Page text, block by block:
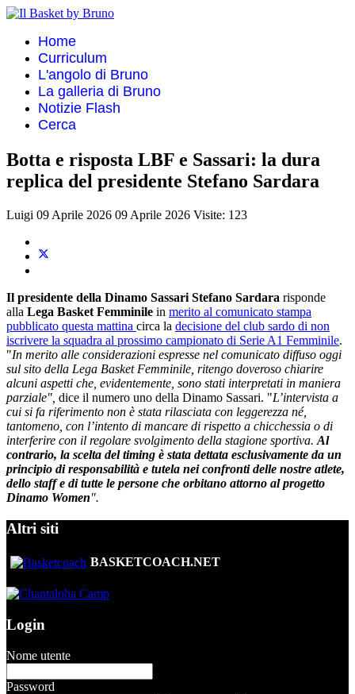
Home
Curriculum
L'angolo di Bruno
La galleria di Bruno
Notizie Flash
Cerca
Botta e risposta LBF e Sassari: la dura
replica del presidente Stefano Sardara
Luigi 09 Aprile 2026 09 Aprile 2026 Visite: 123
Il presidente della Dinamo Sassari Stefano Sardara risponde
alla Lega Basket Femminile in merito al comunicato stampa
pubblicato questa mattina circa la decisione del club sardo di non
iscrivere la squadra al prossimo campionato di Serie A1 Femminile.
"In merito alle considerazioni espresse nel comunicato diffuso oggi
sul sito della Lega Basket Femminile, ritengo doveroso chiarire
alcuni aspetti che, evidentemente, sono stati interpretati in maniera
parziale", dice il numero uno della Dinamo Sassari. "L’intervista a
cui si fa riferimento non è stata rilasciata con leggerezza né,
tantomeno, con l’intento di mancare di rispetto a chicchessia o di
interferire con il regolare svolgimento della stagione sportiva. Al
contrario, la scelta del timing è stata dettata esclusivamente da un
principio di responsabilità e tutela nei confronti delle nostre atlete,
dello staff e di tutte le persone che orbitano attorno al progetto
Dinamo Women".
Altri siti
BASKETCOACH.NET
Login
Nome utente
Password